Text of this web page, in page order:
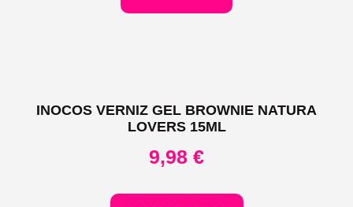
INOCOS VERNIZ GEL BROWNIE NATURA
LOVERS 15ML
9,98 €